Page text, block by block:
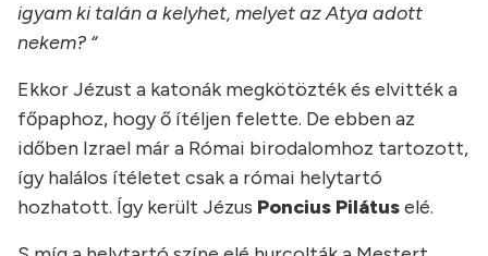
igyam ki talán a kelyhet, melyet az Atya adott
nekem? “
Ekkor Jézust a katonák megkötözték és elvitték a
főpaphoz, hogy ő ítéljen felette. De ebben az
időben Izrael már a Római birodalomhoz tartozott,
így halálos ítéletet csak a római helytartó
hozhatott. Így került Jézus Poncius Pilátuselé.